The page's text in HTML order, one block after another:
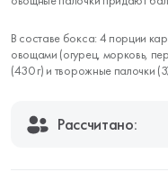
В составе бокса: 4 порции
овощами (огурец, морковь,
(430 г) и творожные палочки
Рассчитано: